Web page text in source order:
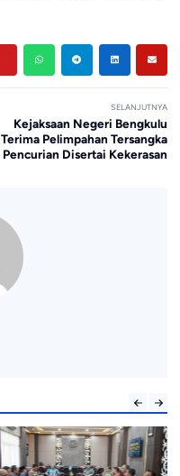
SELANJUTNYA
Kejaksaan Negeri Bengkulu
Terima Pelimpahan Tersangka
Pencurian Disertai Kekerasan